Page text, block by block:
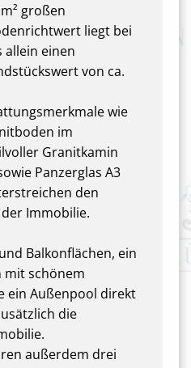
großen
liegt bei
allein einen
von ca.
wie
im
Granitkamin
Panzerglas A3
den
Immobilie.
Balkonflächen, ein
mit schönem
ein Außenpool direkt
die
außerdem drei